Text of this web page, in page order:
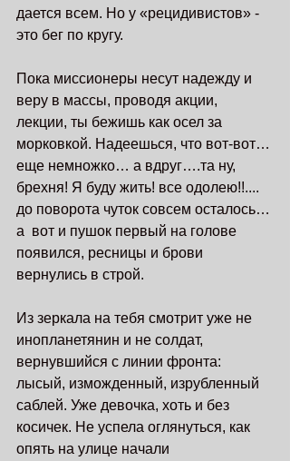
дается всем. Но у «рецидивистов» -
это бег по кругу.
Пока миссионеры несут надежду и
веру в массы, проводя акции,
лекции, ты бежишь как осел за
морковкой. Надеешься, что вот-вот…
еще немножко… а вдруг….та ну,
брехня! Я буду жить! все одолею!!....
до поворота чуток совсем осталось…
а  вот и пушок первый на голове
появился, ресницы и брови
вернулись в строй.
Из зеркала на тебя смотрит уже не
инопланетянин и не солдат,
вернувшийся с линии фронта:
лысый, изможденный, изрубленный
саблей. Уже девочка, хоть и без
косичек. Не успела оглянуться, как
опять на улице начали